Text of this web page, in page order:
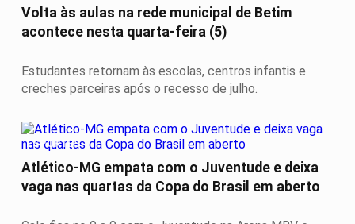
Volta às aulas na rede municipal de Betim
acontece nesta quarta-feira (5)
Estudantes retornam às escolas, centros infantis e
creches parceiras após o recesso de julho.
ESPORTES
Atlético-MG empata com o Juventude e deixa
vaga nas quartas da Copa do Brasil em aberto